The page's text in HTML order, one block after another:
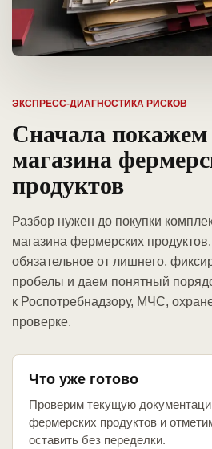
ЭКСПРЕСС-ДИАГНОСТИКА РИСКОВ
Сначала
магазина
продуктов
Разбор нужен до покупки
магазина фермерских
обязательное от лишнего,
пробелы и даем понятный
к Роспотребнадзору, МЧС,
проверке.
Что уже готово
Проверим текущую
фермерских продуктов и
оставить без переделки.